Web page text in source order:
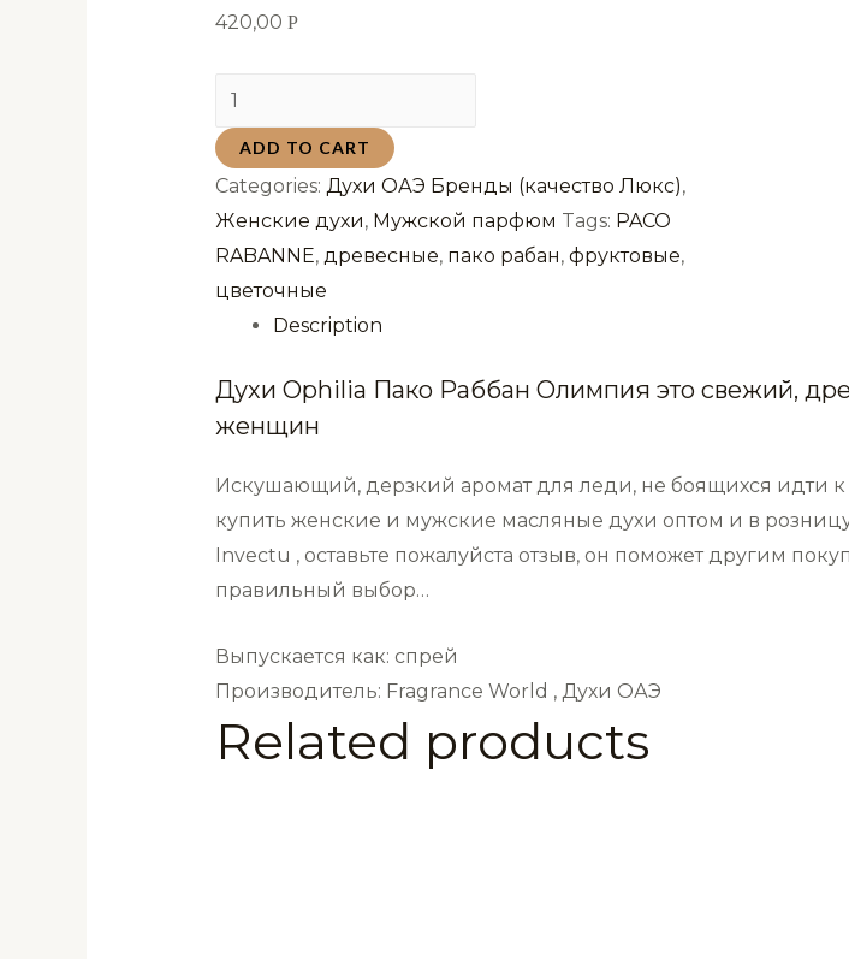
420,00 Р
Духи
Ophilia
Пако
Раббан
Олимпия
Fragrance
World
(ОАЭ)
мл
quantity
ADD TO CART
Categories: Духи ОАЭ Бренды (качество Люкс),
Женские духи, Мужской парфюм Tags: PACO
RABANNE, древесные, пако рабан, фруктовые,
цветочные
Description
Духи Ophilia Пако Раббан Олимпия это свежий,
женщин
Искушающий, дерзкий аромат для леди, не боящихся идти
купить женские и мужские масляные духи оптом и в
Invectu , оставьте пожалуйста отзыв, он поможет другим
правильный выбор…
Выпускается как: спрей
Производитель: Fragrance World , Духи ОАЭ
Related products